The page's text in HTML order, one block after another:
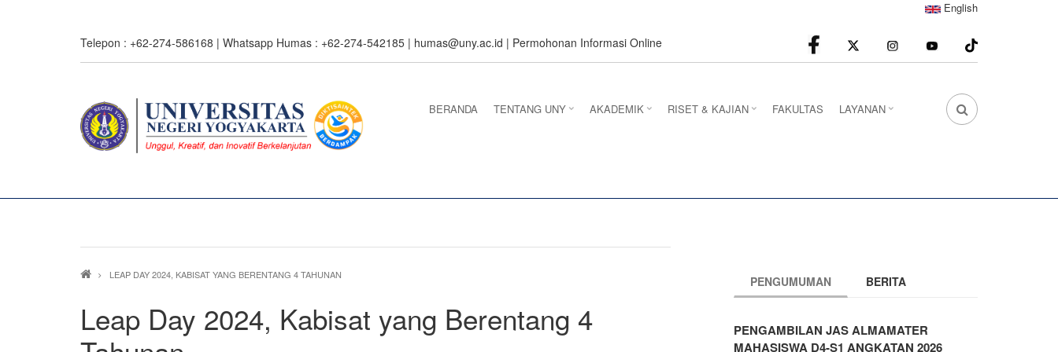
English
Telepon : +62-274-586168 | Whatsapp Humas : +62-274-542185 | humas@uny.ac.id | Permohonan Informasi Online facebook Instagram youtube
FA
BERANDA TENTANG UNY AKADEMIK RISET & KAJIAN FAKULTAS LAYANAN
Breadcrumb
LEAP DAY 2024, KABISAT YANG BERENTANG 4 TAHUNAN
Leap Day 2024, Kabisat yang Berentang 4
PENGUMUMAN BERITA
PENGAMBILAN JAS ALMAMATER
MAHASISWA D4-S1 ANGKATAN 2026